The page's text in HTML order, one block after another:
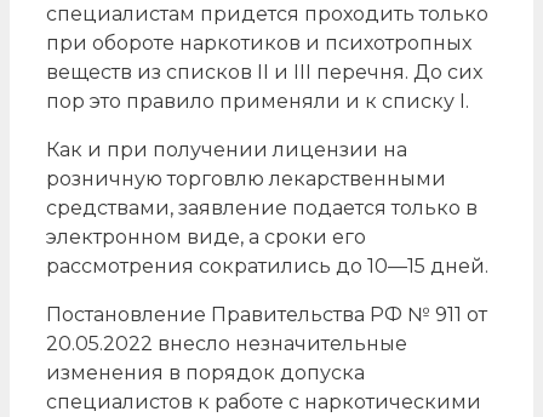
специалистам придется проходить только
при обороте наркотиков и психотропных
веществ из списков II и III перечня. До сих
пор это правило применяли и к списку I.
Как и при получении лицензии на
розничную торговлю лекарственными
средствами, заявление подается только в
электронном виде, а сроки его
рассмотрения сократились до 10—15 дней.
Постановление Правительства РФ № 911 от
20.05.2022 внесло незначительные
изменения в порядок допуска
специалистов к работе с наркотическими